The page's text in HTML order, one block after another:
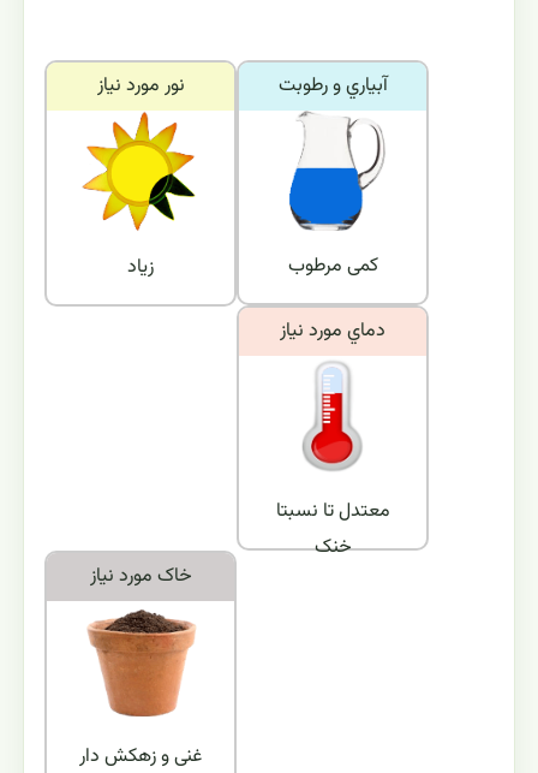
نور مورد نياز
زیاد
آبياري و رطوبت
کمی مرطوب
دماي مورد نياز
معتدل تا نسبتا
خنک
خاک مورد نياز
غنی و زهکش دار